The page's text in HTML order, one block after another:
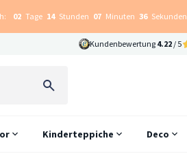
02 Tage 14 Stunden 07 Minuten 35 Sekunden
Kundenbewertung 4.22 / 5
Kinderteppiche Deco